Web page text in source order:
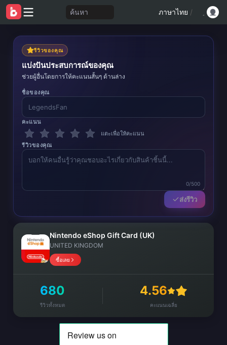
ค้นหา ภาษาไทย /
รีวิวของคุณ
แบ่งปันประสบการณ์ของคุณ
ช่วยผู้อื่นโดยการให้คะแนนสั้นๆ ด้านล่าง
ชื่อของคุณ
คะแนน
แตะเพื่อให้คะแนน
รีวิวของคุณ
0/500
ส่งรีวิว
Nintendo eShop Gift Card (UK)
UNITED KINGDOM
ซื้อเลย
680
รีวิวทั้งหมด
4.56
คะแนนเฉลี่ย